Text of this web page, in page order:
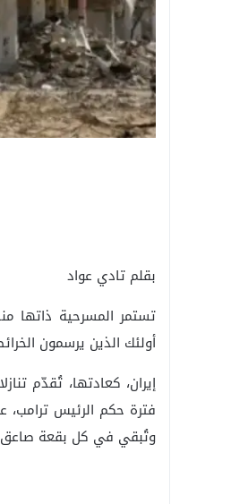
بقلم تادي عواد
تستمر المسرحية ذاتها
أولئك الذين يرسمون
إيران، كعادتها، تُقدّم
فترة حكم الرئيس ترامب،
وتُبقي في كل بقعة صاعق